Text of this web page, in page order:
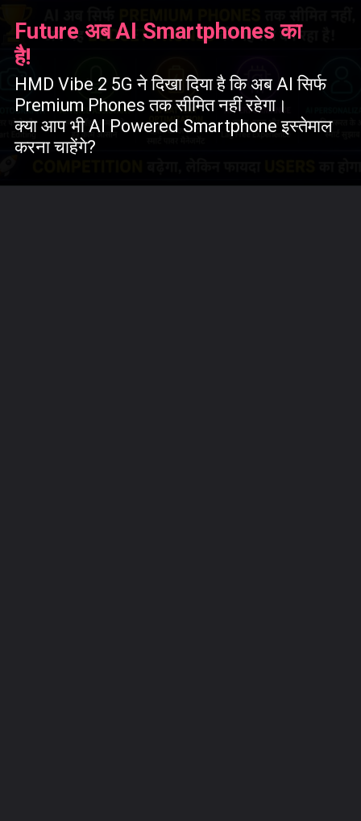
Future अब AI Smartphones का
है!
HMD Vibe 2 5G ने दिखा दिया है कि अब AI सिर्फ
Premium Phones तक सीमित नहीं रहेगा।
क्या आप भी AI Powered Smartphone इस्तेमाल
करना चाहेंगे?